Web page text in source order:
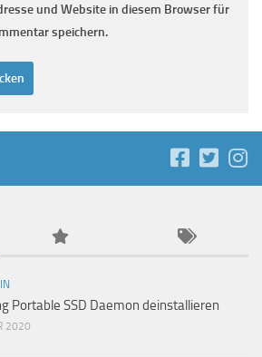
und Website in diesem Browser für
speichern.
Portable SSD Daemon deinstallieren
2020